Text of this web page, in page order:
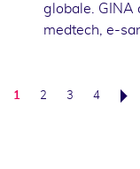
globale. GINA
medtech, e-
1 2 3 4